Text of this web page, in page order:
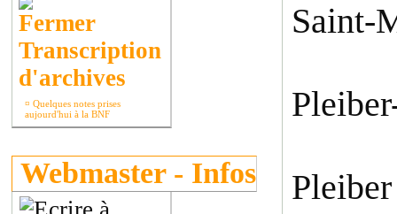
Transcription
d'archives
¤ Quelques notes prises
aujourd'hui à la BNF
Webmaster - Infos
Saint-